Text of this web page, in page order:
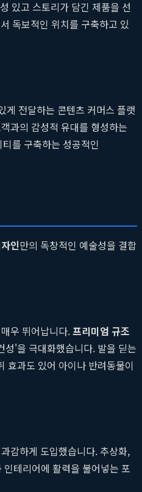
있고 스토리가 담긴 제품을 선
독보적인 위치를 구축하고 있
게 전달하는 콘텐츠 커머스 플랫
과의 감성적 유대를 형성하는
를 구축하는 성공적인
인만의 독창적인 예술성을 결합
우 뛰어납니다.프리미엄 규조
'을 극대화했습니다. 발을 딛는
효과도 있어 아이나 반려동물이
감하게 도입했습니다. 추상화,
테리어에 활력을 불어넣는 포
이상 숨겨두는 소모품이 아닌,